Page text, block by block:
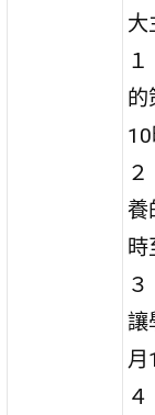
大
的
養
時
讓
月